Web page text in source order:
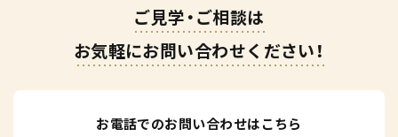
ご見学・ご相談は
お気軽にお問い合わせください！
お電話でのお問い合わせはこちら